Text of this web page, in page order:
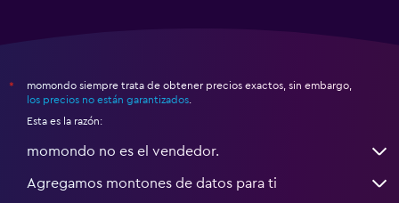
*
momondo siempre trata de obtener precios exactos, sin embargo,
los precios no están garantizados
Esta es la razón:
momondo no es el vendedor.
Agregamos montones de datos para ti